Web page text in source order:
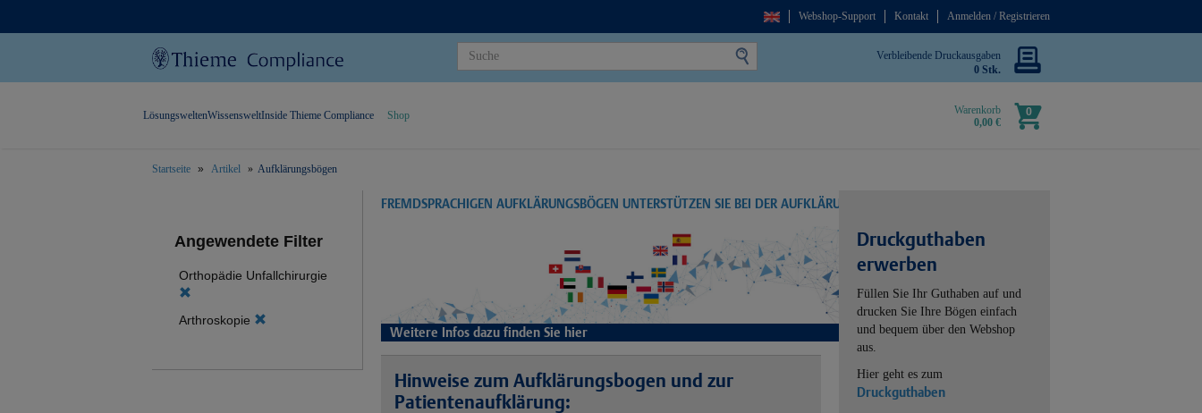
Webshop-Support Kontakt Anmelden / Registrieren
Verbleibende Druckausgaben
0 Stk.
Warenkorb
0,00 €
0
LösungsweltenWissensweltInside Thieme Compliance Shop
Startseite Artikel Aufklärungsbögen
Angewendete Filter
Orthopädie Unfallchirurgie
Arthroskopie
FREMDSPRACHIGEN AUFKLÄRUNGSBÖGEN UNTERSTÜTZEN SIE BEI DER AUFKLÄRUNG
Weitere Infos dazu finden Sie hier
Hinweise zum Aufklärungsbogen und zur
Patientenaufklärung:
Druckguthaben
erwerben
Füllen Sie Ihr Guthaben auf und
drucken Sie Ihre Bögen einfach
und bequem über den Webshop
aus.
Hier geht es zum
Druckguthaben